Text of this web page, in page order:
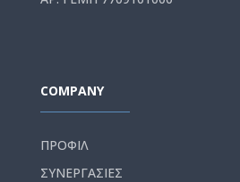
COMPANY
ΠΡΟΦΙΛ
ΣΥΝΕΡΓΑΣΙΕΣ